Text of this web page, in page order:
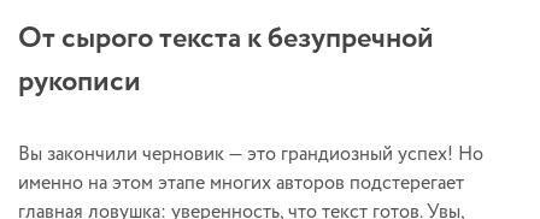
От сырого текста к безупречной
рукописи
Вы закончили черновик — это грандиозный успех! Но
именно на этом этапе многих авторов подстерегает
главная ловушка: уверенность, что текст готов. Увы,